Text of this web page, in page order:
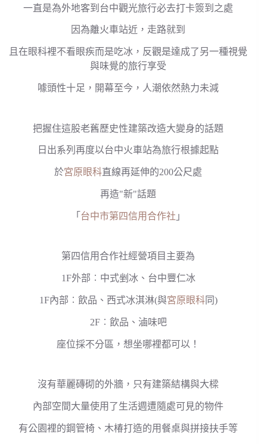
一直是為外地客到台中觀光旅行必去打卡簽到之處
因為離火車站近，走路就到
且在眼科裡不看眼疾而是吃冰，反觀是達成了另一種視覺
與味覺的旅行享受
噱頭性十足，開幕至今，人潮依然熱力未減
把握住這股老舊歷史性建築改造大變身的話題
日出系列再度以台中火車站為旅行根據起點
於宮原眼科直線再延伸的200公尺處
再造"新"話題
「 台中市第四信用合作社 」
第四信用合作社經營項目主要為
1F外部︰中式剉冰、台中豐仁冰
1F內部︰飲品、西式冰淇淋(與宮原眼科同)
2F︰飲品、滷味吧
座位採不分區，想坐哪裡都可以！
沒有華麗磚砌的外牆，只有建築結構與大樑
內部空間大量使用了生活週遭隨處可見的物件
有公園裡的鋼管椅、木椿打造的用餐桌與拼接扶手等